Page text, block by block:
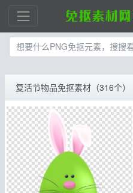
复活节物品免抠素材（316个）